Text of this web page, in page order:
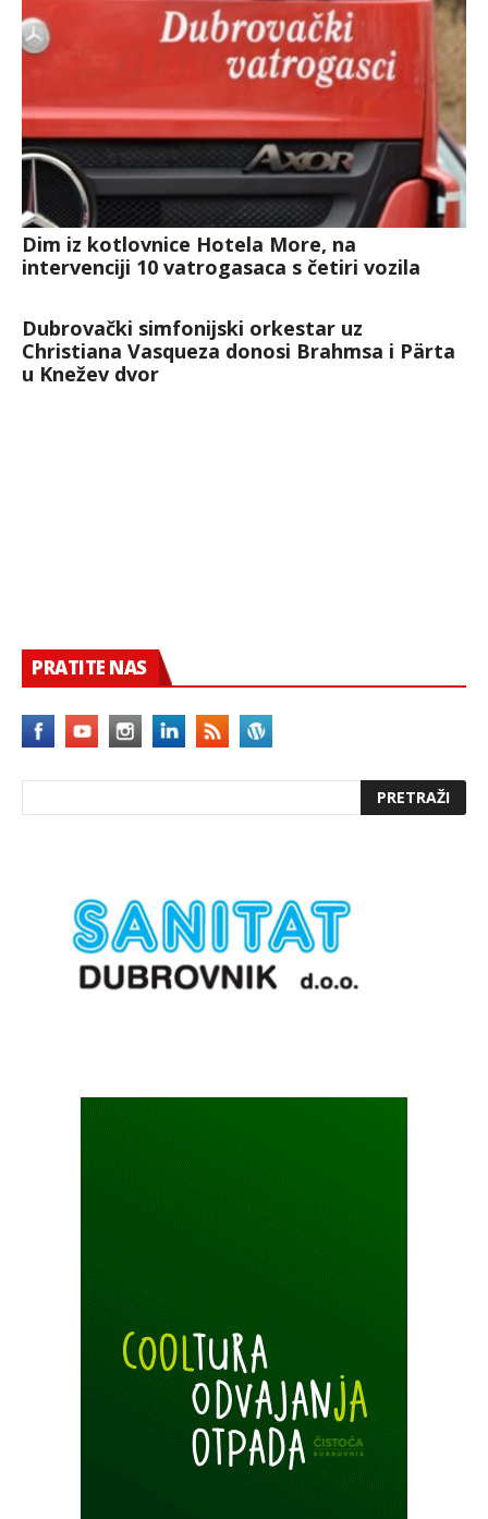
Dim iz kotlovnice Hotela More, na
intervenciji 10 vatrogasaca s četiri vozila
Dubrovački simfonijski orkestar uz
Christiana Vasqueza donosi Brahmsa i Pärta
u Knežev dvor
PRATITE NAS